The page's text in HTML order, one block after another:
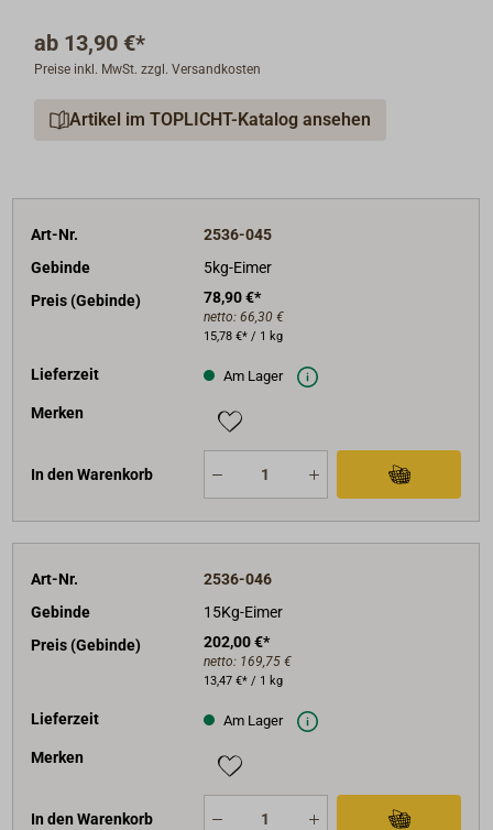
ab 13,90 €*
Preise inkl. MwSt. zzgl. Versandkosten
Artikel im TOPLICHT-Katalog ansehen
Art-Nr.
2536-045
Gebinde
5kg-Eimer
Preis (Gebinde)
78,90 €*
netto: 66,30 €
15,78 €* / 1 kg
Lieferzeit Am Lager
Merken
In den Warenkorb
Art-Nr.
2536-046
Gebinde
15Kg-Eimer
Preis (Gebinde)
202,00 €*
netto: 169,75 €
13,47 €* / 1 kg
Lieferzeit Am Lager
Merken
In den Warenkorb